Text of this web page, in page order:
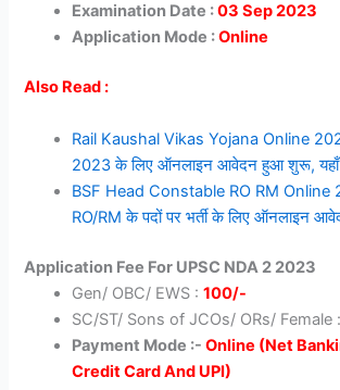
Examination Date :03 Sep 2023
Application Mode :Online
Also Read :
Rail Kaushal Vikas Yojana Online
2023 के लिए ऑनलाइन आवेदन हुआ शुरू,
BSF Head Constable RO RM Online
RO/RM के पदों पर भर्ती के लिए ऑनलाइन
Application Fee For UPSC NDA 2 2023
Gen/ OBC/ EWS :100/-
SC/ST/ Sons of JCOs/ ORs/ Female
Payment Mode :-Online (Net
Credit Card And UPI)